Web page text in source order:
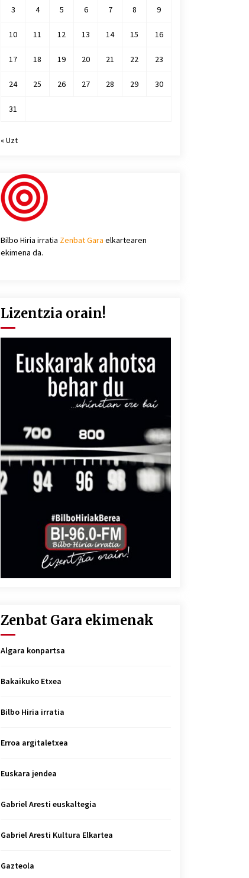
3 4 5 6 7 8 9
10 11 12 13 14 15 16
17 18 19 20 21 22 23
24 25 26 27 28 29 30
31
« Uzt
Bilbo Hiria irratia Zenbat Gara elkartearen
ekimena da.
Lizentzia orain!
Zenbat Gara ekimenak
Algara konpartsa
Bakaikuko Etxea
Bilbo Hiria irratia
Erroa argitaletxea
Euskara jendea
Gabriel Aresti euskaltegia
Gabriel Aresti Kultura Elkartea
Gazteola